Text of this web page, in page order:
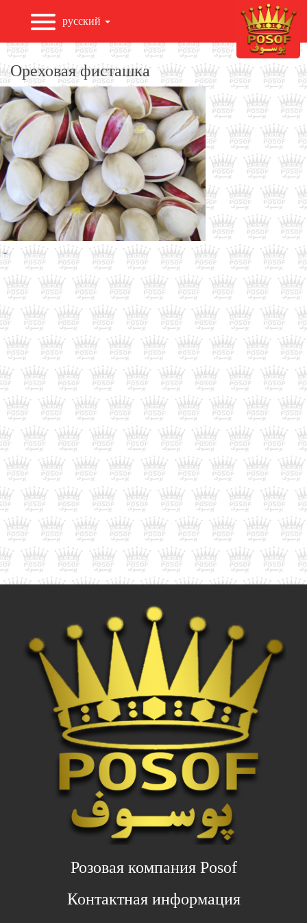
ГЛАВНАЯ
О НАС
ПРОДУКТЫ
ЭКСПОРТ
НОВОСТИ И СОБЫТИЯ
ГАЛЕРЕЯ
СВЯЖИТЕСЬ С НАМИ
русский
Ореховая фисташка
-
Розовая компания Posof
Контактная информация